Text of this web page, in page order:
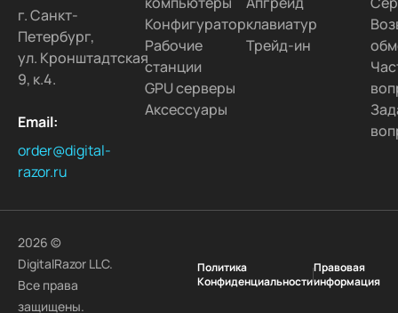
г. Санкт-
Петербург,
ул. Кронштадтская
9, к.4.
Email:
order@digital-
razor.ru
Конфигуратор
Рабочие
станции
GPU серверы
Аксессуары
клавиатур
Трейд-ин
2026 ©
DigitalRazor LLC.
Все права
защищены.
Политика
Конфиденциальности
Правовая
информация